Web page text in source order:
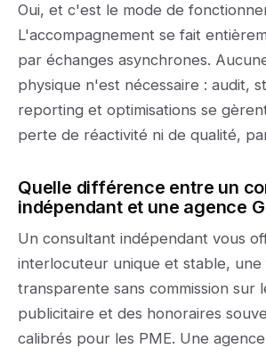
Oui, et c'est le mode de
L'accompagnement se fait
par échanges asynchrones.
physique n'est nécessaire : audit,
reporting et optimisations se
perte de réactivité ni de qualité,
Quelle différence entre un
indépendant et une agence
Un consultant indépendant vous
interlocuteur unique et stable,
transparente sans commission sur
publicitaire et des honoraires
calibrés pour les PME. Une